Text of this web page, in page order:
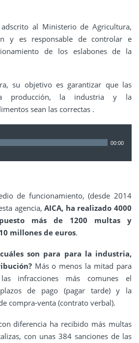
al Ministerio de Agricultura,
y es responsable de controlar e
de los eslabones de la
su objetivo es garantizar que las
producción, la industria y la
sean las correctas .
00:00
de funcionamiento, (desde 2014
agencia,AICA, ha realizado 4000
más de 1200 multas y
millones de euros.
son para para la industria,
Más o menos la mitad para
infracciones más comunes el
de pago (pagar tarde) y la
compra-venta (contrato verbal).
diferencia ha recibido más multas
con unas 384 sanciones de las